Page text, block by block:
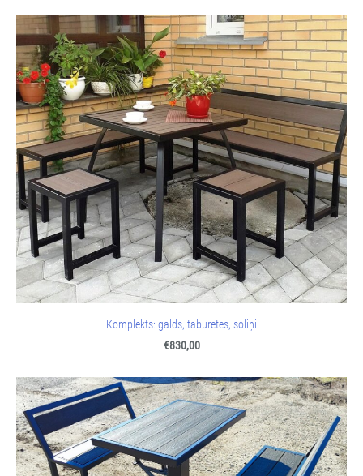
Komplekts: galds, taburetes, soliņi
€830,00